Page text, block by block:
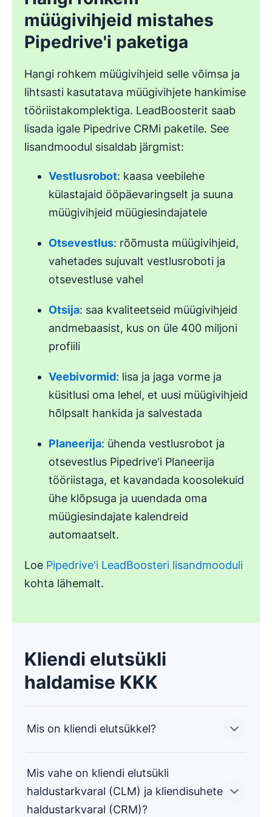
müügivihjeid mistahes
Pipedrive'i paketiga
Hangi rohkem müügivihjeid selle võimsa ja
lihtsasti kasutatava müügivihjete hankimise
tööriistakomplektiga. LeadBoosterit saab
lisada igale Pipedrive CRMi paketile. See
lisandmoodul sisaldab järgmist:
Vestlusrobot: kaasa veebilehe
külastajaid ööpäevaringselt ja suuna
müügivihjeid müügiesindajatele
Otsevestlus: rõõmusta müügivihjeid,
vahetades sujuvalt vestlusroboti ja
otsevestluse vahel
Otsija: saa kvaliteetseid müügivihjeid
andmebaasist, kus on üle 400 miljoni
profiili
Veebivormid: lisa ja jaga vorme ja
küsitlusi oma lehel, et uusi müügivihjeid
hõlpsalt hankida ja salvestada
Planeerija: ühenda vestlusrobot ja
otsevestlus Pipedrive'i Planeerija
tööriistaga, et kavandada koosolekuid
ühe klõpsuga ja uuendada oma
müügiesindajate kalendreid
automaatselt.
Loe Pipedrive'i LeadBoosteri lisandmooduli
kohta lähemalt.
Kliendi elutsükli
haldamise KKK
Mis on kliendi elutsükkel?
Kliendi elutsükkel kirjeldab ostja teekonda
esmakordselt sinu ettevõtte kohta kuulmisest
Mis vahe on kliendi elutsükli
haldustarkvaral (CLM) ja kliendisuhete
haldustarkvaral (CRM)?